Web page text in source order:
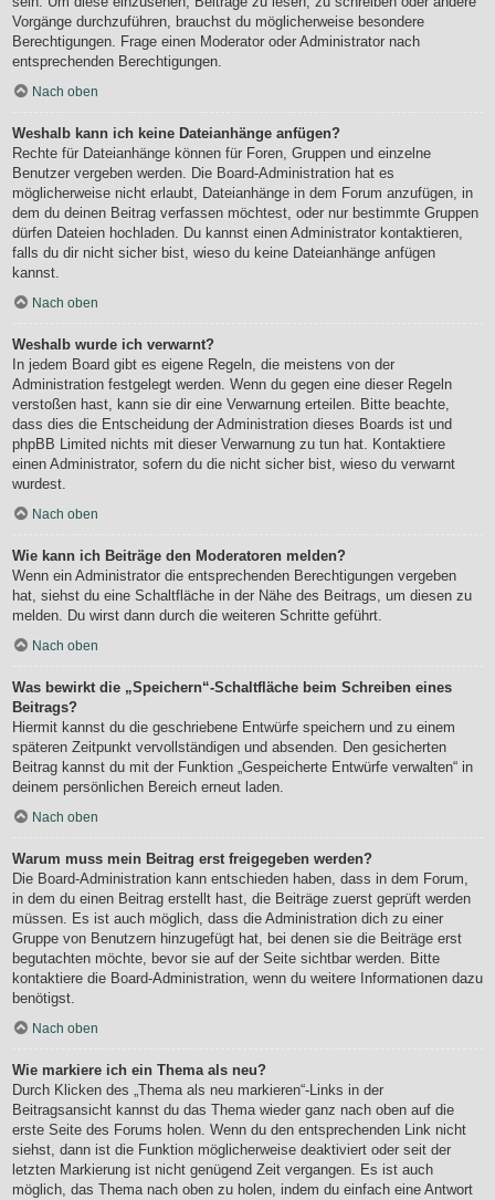
Vorgänge durchzuführen, brauchst du möglicherweise besondere
Berechtigungen. Frage einen Moderator oder Administrator nach
entsprechenden Berechtigungen.
Nach oben
Weshalb kann ich keine Dateianhänge anfügen?
Rechte für Dateianhänge können für Foren, Gruppen und einzelne
Benutzer vergeben werden. Die Board-Administration hat es
möglicherweise nicht erlaubt, Dateianhänge in dem Forum anzufügen, in
dem du deinen Beitrag verfassen möchtest, oder nur bestimmte Gruppen
dürfen Dateien hochladen. Du kannst einen Administrator kontaktieren,
falls du dir nicht sicher bist, wieso du keine Dateianhänge anfügen
kannst.
Nach oben
Weshalb wurde ich verwarnt?
In jedem Board gibt es eigene Regeln, die meistens von der
Administration festgelegt werden. Wenn du gegen eine dieser Regeln
verstoßen hast, kann sie dir eine Verwarnung erteilen. Bitte beachte,
dass dies die Entscheidung der Administration dieses Boards ist und
phpBB Limited nichts mit dieser Verwarnung zu tun hat. Kontaktiere
einen Administrator, sofern du die nicht sicher bist, wieso du verwarnt
wurdest.
Nach oben
Wie kann ich Beiträge den Moderatoren melden?
Wenn ein Administrator die entsprechenden Berechtigungen vergeben
hat, siehst du eine Schaltfläche in der Nähe des Beitrags, um diesen zu
melden. Du wirst dann durch die weiteren Schritte geführt.
Nach oben
Was bewirkt die „Speichern“-Schaltfläche beim Schreiben eines
Beitrags?
Hiermit kannst du die geschriebene Entwürfe speichern und zu einem
späteren Zeitpunkt vervollständigen und absenden. Den gesicherten
Beitrag kannst du mit der Funktion „Gespeicherte Entwürfe verwalten“ in
deinem persönlichen Bereich erneut laden.
Nach oben
Warum muss mein Beitrag erst freigegeben werden?
Die Board-Administration kann entschieden haben, dass in dem Forum,
in dem du einen Beitrag erstellt hast, die Beiträge zuerst geprüft werden
müssen. Es ist auch möglich, dass die Administration dich zu einer
Gruppe von Benutzern hinzugefügt hat, bei denen sie die Beiträge erst
begutachten möchte, bevor sie auf der Seite sichtbar werden. Bitte
kontaktiere die Board-Administration, wenn du weitere Informationen dazu
benötigst.
Nach oben
Wie markiere ich ein Thema als neu?
Durch Klicken des „Thema als neu markieren“-Links in der
Beitragsansicht kannst du das Thema wieder ganz nach oben auf die
erste Seite des Forums holen. Wenn du den entsprechenden Link nicht
siehst, dann ist die Funktion möglicherweise deaktiviert oder seit der
letzten Markierung ist nicht genügend Zeit vergangen. Es ist auch
möglich, das Thema nach oben zu holen, indem du einfach eine Antwort